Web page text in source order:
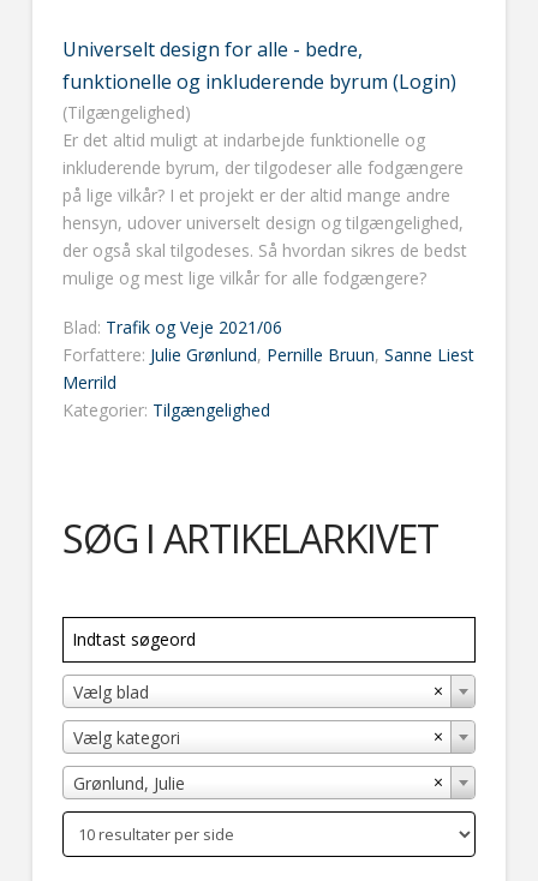
Universelt design for alle - bedre,
funktionelle og inkluderende byrum (Login)
(Tilgængelighed)
Er det altid muligt at indarbejde funktionelle og
inkluderende byrum, der tilgodeser alle fodgængere
på lige vilkår? I et projekt er der altid mange andre
hensyn, udover universelt design og tilgængelighed,
der også skal tilgodeses. Så hvordan sikres de bedst
mulige og mest lige vilkår for alle fodgængere?
Blad: Trafik og Veje 2021/06
Forfattere: Julie Grønlund, Pernille Bruun, Sanne Liest
Merrild
Kategorier: Tilgængelighed
SØG I ARTIKELARKIVET
×
Vælg blad
×
Vælg kategori
×
Grønlund, Julie